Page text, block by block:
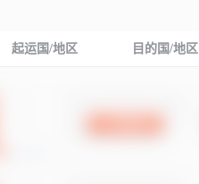
起运国/地区 目的国/地区